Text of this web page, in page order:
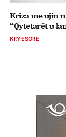
Kriza me ujin
“Qytetarët u
KRYESORE